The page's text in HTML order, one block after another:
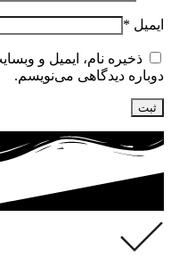
ایمیل *
ذخیره نام، ایمیل و
دوباره دیدگاهی می‌نویسم.